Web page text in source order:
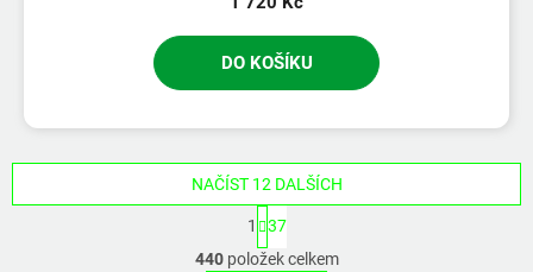
DO KOŠÍKU
O
NAČÍST 12 DALŠÍCH
S
t
r
1
37
440položek celkem